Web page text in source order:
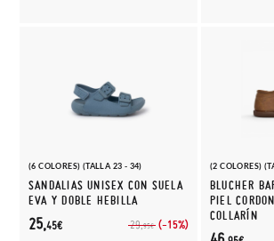
(6 COLORES) (TALLA 23 - 34)
SANDALIAS UNISEX CON SUELA
EVA Y DOBLE HEBILLA
29,95€ (-15%)
25,45€
(2 COLORES)
BLUCHER
PIEL
COLLARÍN